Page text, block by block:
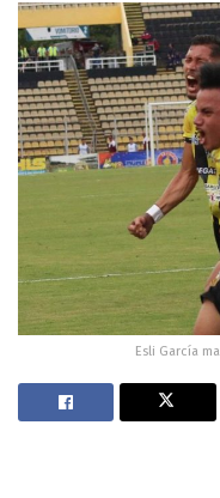
Esli García